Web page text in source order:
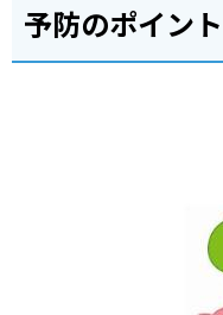
予防のポイント